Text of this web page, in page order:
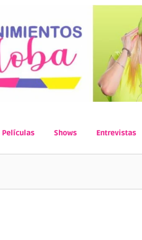
Películas Shows Entrevistas